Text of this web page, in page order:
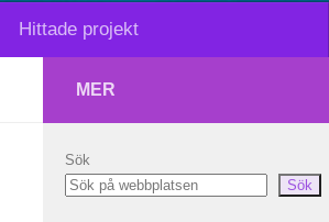
Hittade projekt
MER
Sök
Sök